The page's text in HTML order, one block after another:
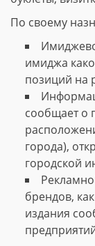
По своему
имиджа
позиций на
сообщает о
города),
городской
брендов,
издания